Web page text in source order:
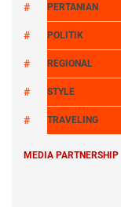
PERTANIAN
POLITIK
REGIONAL
STYLE
TRAVELING
MEDIA PARTNERSHIP